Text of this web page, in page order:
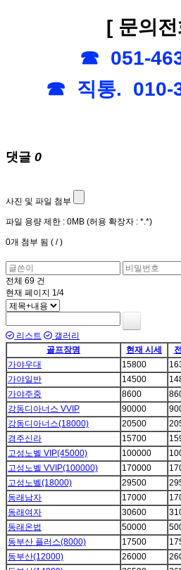
[ 문의
☎ 051-
☎ 직통. 010-
댓글 0
사진 및 파일 첨부
파일 용량 제한 : 0MB (허용 확장자 : *.*)
0개 첨부 됨 ( /)
전체 69 건
현재 페이지 1/4
리스트
갤러리
골프장명
현재 시세
가야우대
15800
가야일반
14500
가야주중
8600
강동디아너스 VVIP
90000
강동디아너스(18000)
20500
경주신라
15700
고성노벨 VIP(45000)
100000
고성노벨 VVIP(100000)
170000
고성노벨(18000)
29500
동래남자
17000
동래여자
30600
동래온법
50000
동부산 플러스(8000)
17500
동부산(12000)
26000